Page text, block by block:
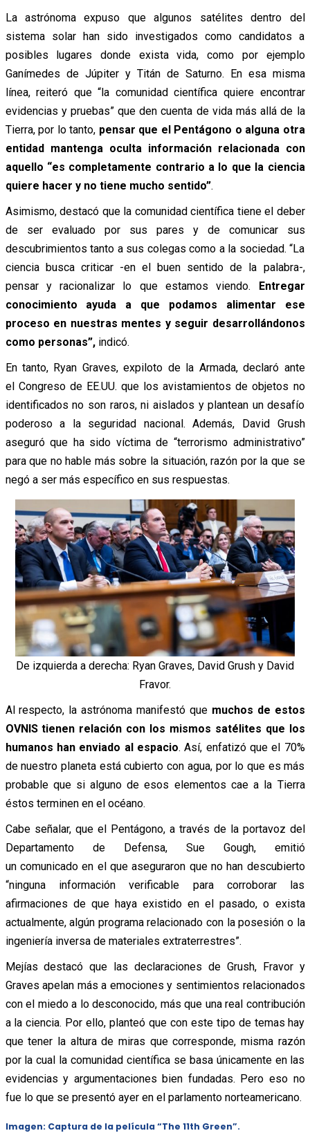
La astrónoma expuso que algunos satélites dentro del
sistema solar han sido investigados como candidatos a
posibles lugares donde exista vida, como por ejemplo
Ganímedes de Júpiter y Titán de Saturno. En esa misma
línea, reiteró que “la comunidad científica quiere encontrar
evidencias y pruebas” que den cuenta de vida más allá de la
Tierra, por lo tanto, pensar que el Pentágono o alguna otra
entidad mantenga oculta información relacionada con
aquello “es completamente contrario a lo que la ciencia
quiere hacer y no tiene mucho sentido”.
Asimismo, destacó que la comunidad científica tiene el deber
de ser evaluado por sus pares y de comunicar sus
descubrimientos tanto a sus colegas como a la sociedad. “La
ciencia busca criticar -en el buen sentido de la palabra-,
pensar y racionalizar lo que estamos viendo.
Entregar
conocimiento ayuda a que podamos alimentar ese
proceso en nuestras mentes y seguir desarrollándonos
como personas”,indicó.
En tanto, Ryan Graves, expiloto de la Armada, declaró ante
el Congreso de EE.UU. que los avistamientos de objetos no
identificados no son raros, ni aislados y plantean un desafío
poderoso a la seguridad nacional. Además, David Grush
aseguró que ha sido víctima de “terrorismo administrativo”
para que no hable más sobre la situación, razón por la que se
negó a ser más específico en sus respuestas.
De izquierda a derecha: Ryan Graves, David Grush y David
Fravor.
Al respecto, la astrónoma manifestó quemuchos de estos
OVNIS tienen relación con los mismos satélites que los
humanos han enviado al espacio. Así, enfatizó que el 70%
de nuestro planeta está cubierto con agua, por lo que es más
probable que si alguno de esos elementos cae a la Tierra
éstos terminen en el océano.
Cabe señalar, que el Pentágono, a través de la portavoz del
Departamento de Defensa, Sue Gough, emitió
un comunicado en el que aseguraron que no han descubierto
“ninguna información verificable para corroborar las
afirmaciones de que haya existido en el pasado, o exista
actualmente, algún programa relacionado con la posesión o la
ingeniería inversa de materiales extraterrestres”.
Mejías destacó que las declaraciones de Grush, Fravor y
Graves apelan más a emociones y sentimientos relacionados
con el miedo a lo desconocido, más que una real contribución
a la ciencia. Por ello, planteó que con este tipo de temas hay
que tener la altura de miras que corresponde, misma razón
por la cual la comunidad científica se basa únicamente en las
evidencias y argumentaciones bien fundadas. Pero eso no
fue lo que se presentó ayer en el parlamento norteamericano.
Imagen: Captura de la película “The 11th Green”.